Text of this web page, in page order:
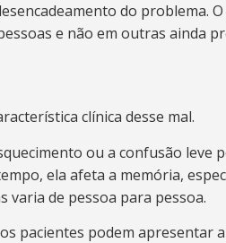
do problema.
e não em outras ainda
clínica desse mal.
ou a confusão leve
ela afeta a memória,
varia de pessoa para pessoa.
pacientes podem apresentar